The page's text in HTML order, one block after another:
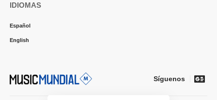
IDIOMAS
Español
English
Síguenos